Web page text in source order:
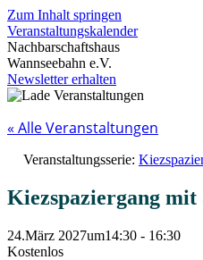
Zum Inhalt springen
Veranstaltungskalender
Nachbarschaftshaus
Wannseebahn e.V.
Newsletter erhalten
« Alle Veranstaltungen
Veranstaltungsserie:
Kiezspaziergang mit
24.März 2027um14:30 - 16:30
Kostenlos